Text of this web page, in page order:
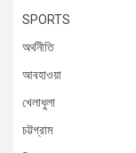
SPORTS
অর্থনীতি
আবহাওয়া
খেলাধুলা
চট্টগ্রাম